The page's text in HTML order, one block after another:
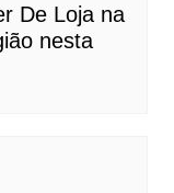
De Loja na
nesta